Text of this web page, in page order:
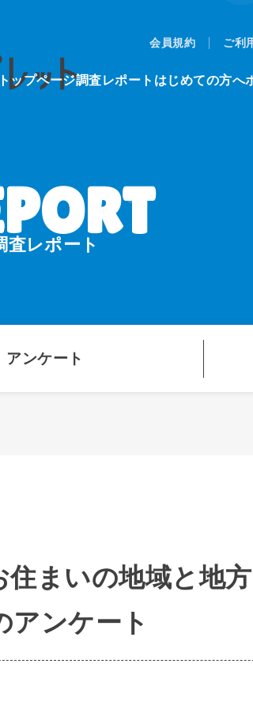
トップページ調査レポート はじめての方へ
会員規約 ご利
査レポート
アンケート
住まいの地域と地
アンケート